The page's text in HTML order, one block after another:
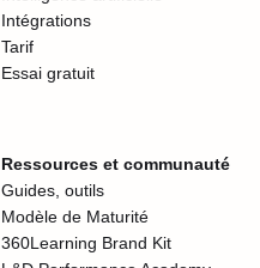
Intégrations
Tarif
Essai gratuit
Ressources et communauté
Guides, outils
Modèle de Maturité
360Learning Brand Kit